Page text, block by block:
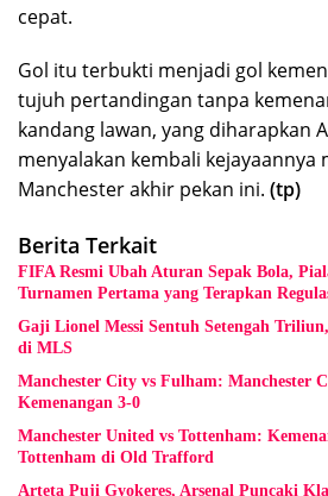
cepat.
Gol itu terbukti menjadi gol
tujuh pertandingan tanpa
kandang lawan, yang diharapkan
menyalakan kembali kejayaannya
Manchester akhir pekan ini. (tp)
Berita Terkait
FIFA Resmi Ubah Aturan Sepak Bola,
Turnamen Pertama yang Terapkan
Gaji Lionel Messi Sentuh Setengah
di MLS
Manchester City vs Fulham: Manchester
Kemenangan 3-0
Manchester United vs Tottenham:
Tottenham di Old Trafford
Arteta Puji Gyokeres, Arsenal Puncaki